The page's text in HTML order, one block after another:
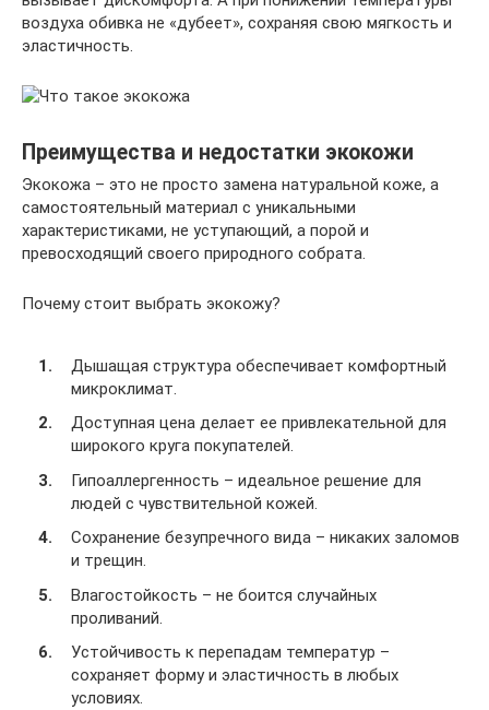
воздуха обивка не «дубеет», сохраняя свою мягкость и
эластичность.
Преимущества и недостатки экокожи
Экокожа – это не просто замена натуральной коже, а
самостоятельный материал с уникальными
характеристиками, не уступающий, а порой и
превосходящий своего природного собрата.
Почему стоит выбрать экокожу?
Дышащая структура обеспечивает комфортный
микроклимат.
Доступная цена делает ее привлекательной для
широкого круга покупателей.
Гипоаллергенность – идеальное решение для
людей с чувствительной кожей.
Сохранение безупречного вида – никаких заломов
и трещин.
Влагостойкость – не боится случайных
проливаний.
Устойчивость к перепадам температур –
сохраняет форму и эластичность в любых
условиях.